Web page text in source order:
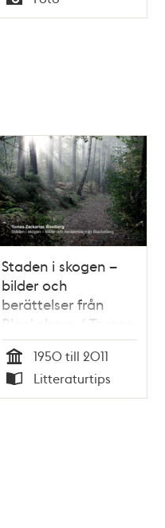
Typ
Staden i skogen –
bilder och
berättelser från
Blackeberg / Tomas
Zackarias Westberg
Tid
1950 till 2011
Typ
Litteraturtips